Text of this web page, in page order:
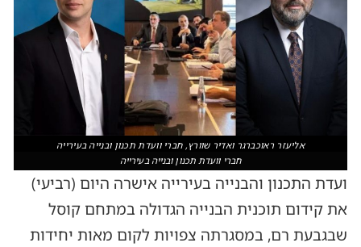
אליעזר ראוכברגר ואדיר שוורץ, חברי וועדת תכנון ובנייה בעירייה
חברי וועדת תכנון ובנייה בעירייה
ועדת התכנון והבנייה בעירייה אישרה היום (רביעי)
את קידום תוכנית הבנייה הגדולה במתחם קוסל
שבגבעת רם, במסגרתה צפויות לקום מאות יחידות